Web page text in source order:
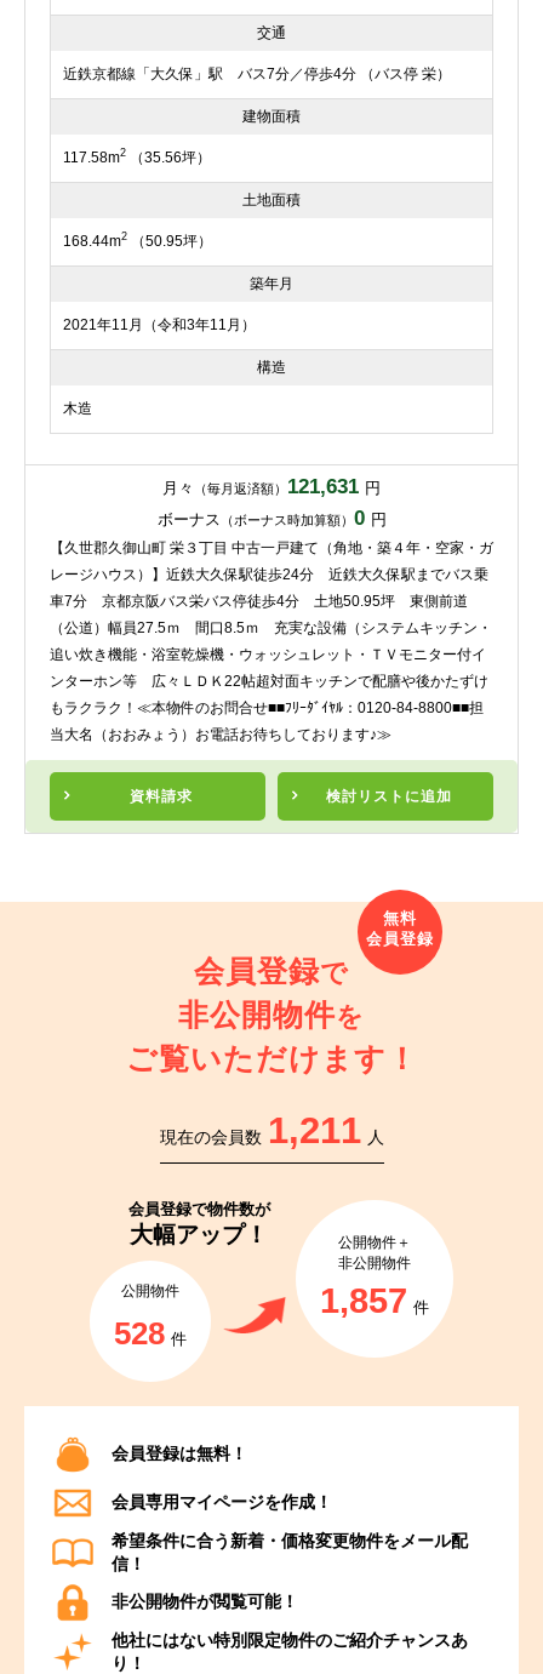
交通
近鉄京都線「大久保」駅 バス7分／停歩4分 （バス停 栄）
建物面積
117.58m2 （35.56坪）
土地面積
168.44m2 （50.95坪）
築年月
2021年11月（令和3年11月）
構造
木造
月々 （毎月返済額） 121,631 円
ボーナス （ボーナス時加算額） 0 円
資料請求 検討リスト に追加
【久世郡久御山町 栄３丁目 中古一戸建て（角地・築４年・空家・ガ
レージハウス）】近鉄大久保駅徒歩24分 近鉄大久保駅までバス乗
車7分 京都京阪バス栄バス停徒歩4分 土地50.95坪 東側前道
（公道）幅員27.5ｍ 間口8.5ｍ 充実な設備（システムキッチン・
追い炊き機能・浴室乾燥機・ウォッシュレット・ＴＶモニター付イ
ンターホン等 広々ＬＤＫ22帖超対面キッチンで配膳や後かたずけ
もラクラク！≪本物件のお問合せ■■ﾌﾘｰﾀﾞｲﾔﾙ：0120-84-8800■■担
当大名（おおみょう）お電話お待ちしております♪≫
会員登録で
非公開物件を
ご覧いただけます！
現在の会員数 1,211 人
会員登録で物件数が
大幅アップ！
公開物件
528 件
公開物件＋
非公開物件
1,857 件
会員登録は無料！
会員専用マイページを作成！
希望条件に合う新着・価格変更物件をメール配
信！
非公開物件が閲覧可能！
他社にはない特別限定物件のご紹介チャンスあ
り！